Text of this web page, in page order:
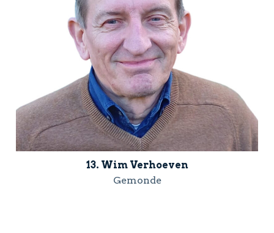
13. Wim Verhoeven
Gemonde